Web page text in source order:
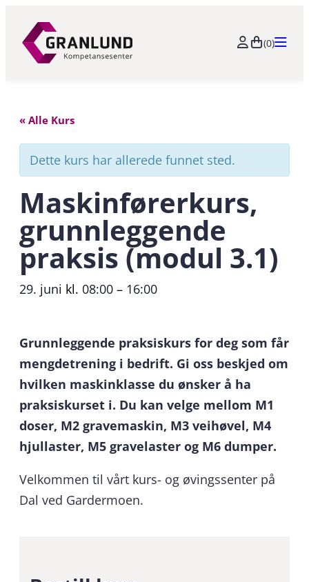
(0)
« Alle Kurs
Dette kurs har allerede funnet sted.
Maskinførerkurs,
grunnleggende
praksis (modul 3.1)
29. juni kl. 08:00 – 16:00
Grunnleggende praksiskurs for deg som får
mengdetrening i bedrift. Gi oss beskjed om
hvilken maskinklasse du ønsker å ha
praksiskurset i. Du kan velge mellom M1
doser, M2 gravemaskin, M3 veihøvel, M4
hjullaster, M5 gravelaster og M6 dumper.
Velkommen til vårt kurs- og øvingssenter på
Dal ved Gardermoen.